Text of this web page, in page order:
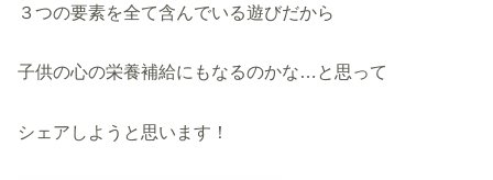
３つの要素を全て含んでいる遊びだから
子供の心の栄養補給にもなるのかな…と思って
シェアしようと思います！